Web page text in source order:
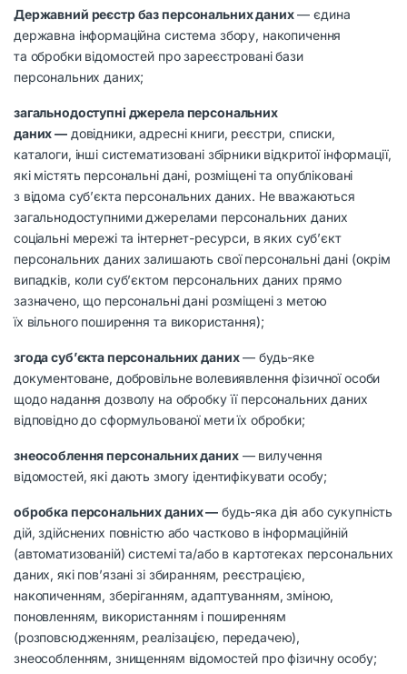
Державний реєстр баз персональних даних— єдина
державна інформаційна система збору, накопичення
та обробки відомостей про зареєстровані бази
персональних даних;
загальнодоступні джерела персональних
даних — довідники, адресні книги, реєстри, списки,
каталоги, інші систематизовані збірники відкритої інформації,
які містять персональні дані, розміщені та опубліковані
з відома суб’єкта персональних даних. Не вважаються
загальнодоступними джерелами персональних даних
соціальні мережі та інтернет-ресурси, в яких суб’єкт
персональних даних залишають свої персональні дані (окрім
випадків, коли суб’єктом персональних даних прямо
зазначено, що персональні дані розміщені з метою
їх вільного поширення та використання);
згода суб’єкта персональних даних— будь-яке
документоване, добровільне волевиявлення фізичної особи
щодо надання дозволу на обробку її персональних даних
відповідно до сформульованої мети їх обробки;
знеособлення персональних даних— вилучення
відомостей, які дають змогу ідентифікувати особу;
обробка персональних даних — будь-яка дія або сукупність
дій, здійснених повністю або частково в інформаційній
(автоматизованій) системі та/або в картотеках персональних
даних, які пов’язані зі збиранням, реєстрацією,
накопиченням, зберіганням, адаптуванням, зміною,
поновленням, використанням і поширенням
(розповсюдженням, реалізацією, передачею),
знеособленням, знищенням відомостей про фізичну особу;